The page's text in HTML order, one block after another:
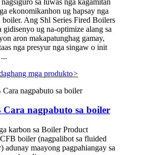
ekonomikanhon ug hapsay nga
boiler. Ang Shl Series Fired Boilers
gidisenyo ug na-optimize alang sa
aron makapatunghag gamay,
nga presyur nga singaw o init
mga produkto>
nagpabuto sa boiler
karbon sa Boiler Product
boiler (nagpalibot sa fluided
adunay maayong pagpahiangay sa